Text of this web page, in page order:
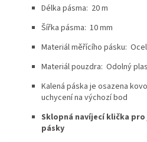
Délka pásma: 20 m
Šířka pásma: 10 mm
Materiál měřícího pásku: Ocel
Materiál pouzdra: Odolný
Kalená páska je osazena
uchycení na výchozí bod
Sklopná navíjecí klička
pásky